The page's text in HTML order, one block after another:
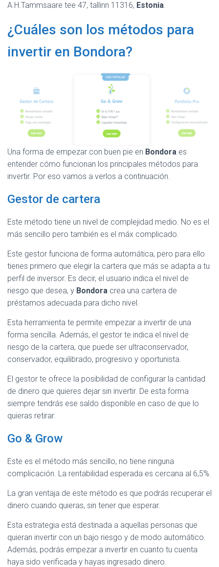
A.H.Tammsaare tee 47, tallinn 11316, Estonia.
¿Cuáles son los métodos para
invertir en Bondora?
Una forma de empezar con buen pie en Bondora es
entender cómo funcionan los principales métodos para
invertir. Por eso vamos a verlos a continuación.
Gestor de cartera
Este método tiene un nivel de complejidad medio. No es el
más sencillo pero también es el máx complicado.
Este gestor funciona de forma automática, pero para ello
tienes primero que elegir la cartera que más se adapta a tu
perfil de inversor. Es decir, el usuario indica el nivel de
riesgo que desea, y Bondora crea una cartera de
préstamos adecuada para dicho nivel.
Esta herramienta te permite empezar a invertir de una
forma sencilla. Además, el gestor te indica el nivel de
riesgo de la cartera, que puede ser ultraconservador,
conservador, equilibrado, progresivo y oportunista.
El gestor te ofrece la posibilidad de configurar la cantidad
de dinero que quieres dejar sin invertir. De esta forma
siempre tendrás ese saldo disponible en caso de que lo
quieras retirar.
Go & Grow
Este es el método más sencillo, no tiene ninguna
complicación. La rentabilidad esperada es cercana al 6,5%.
La gran ventaja de este método es que podrás recuperar el
dinero cuando quieras, sin tener que esperar.
Esta estrategia está destinada a aquellas personas que
quieran invertir con un bajo riesgo y de modo automático.
Además, podrás empezar a invertir en cuanto tu cuenta
haya sido verificada y hayas ingresado dinero.